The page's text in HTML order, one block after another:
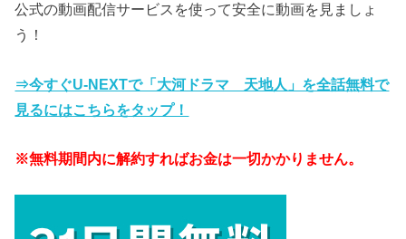
公式の動画配信サービスを使って安全に動画を見ましょ
う！
⇒今すぐU-NEXTで「大河ドラマ 天地人」を全話無料で
見るにはこちらをタップ！
※無料期間内に解約すればお金は一切かかりません。